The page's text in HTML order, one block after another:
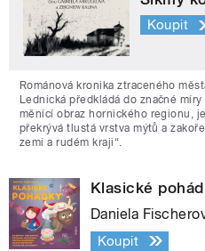
Koupit
Románová kronika ztraceného
Lednická předkládá do značné
měnící obraz hornického regionu,
překrývá tlustá vrstva mýtů a
zemi a rudém kraji“.
Klasické
Daniela
Koupit